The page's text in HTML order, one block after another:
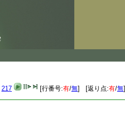
217 [行番号:有/無] [返り点:有/無]